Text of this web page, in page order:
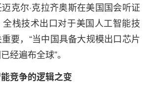
克尔·克拉齐奥斯在美国国会听证
栈技术出口对于美国人工智能技
要，“当中国具备大规模出口芯片
经遍布全球”。
竞争的逻辑之变